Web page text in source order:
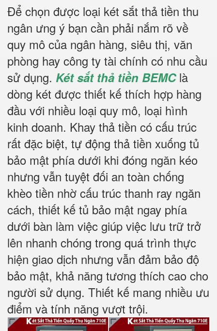
Để chọn được loại két sắt thả tiền thu
ngân ưng ý bạn cần phải nắm rõ về
quy mô của ngân hàng, siêu thị, văn
phòng hay công ty tài chính có nhu cầu
sử dụng. Két sắt thả tiền BEMClà
dòng két được thiết kế thích hợp hàng
đầu với nhiều loại quy mô, loại hình
kinh doanh. Khay thả tiền có cấu trúc
rất đặc biệt, tự động thả tiền xuống tủ
bảo mật phía dưới khi đóng ngăn kéo
nhưng vẫn tuyệt đối an toàn chống
khèo tiền nhờ cấu trúc thanh ray ngăn
cách, thiết kế tủ bảo mật ngay phía
dưới bàn làm việc giúp việc lưu trữ trở
lên nhanh chóng trong quá trình thực
hiện giao dịch nhưng vẫn đảm bảo độ
bảo mật, khả năng tương thích cao cho
người sử dụng. Thiết kế mang nhiều ưu
điểm và tính năng vượt trội.